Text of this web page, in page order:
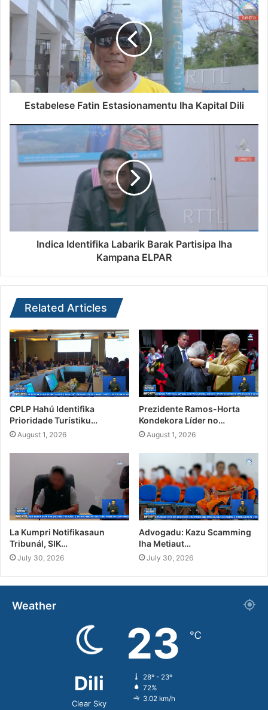
Estabelese Fatin Estasionamentu Iha Kapital Dili
Indica Identifika Labarik Barak Partisipa Iha
Kampana ELPAR
Related Articles
CPLP Hahú Identifika
Prioridade Turístiku…
August 1, 2026
Prezidente Ramos-Horta
Kondekora Líder no…
August 1, 2026
La Kumpri Notifikasaun
Tribunál, SIK…
July 30, 2026
Advogadu: Kazu Scamming
Iha Metiaut…
July 30, 2026
Weather
Dili
Clear Sky
23 ℃
28º - 23º
72%
3.02 km/h